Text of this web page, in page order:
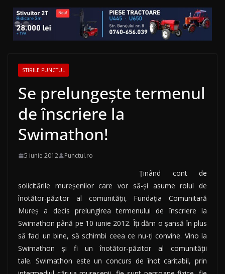
STIRILE PUNCTUL
Se prelungeşte termenul
de înscriere la
Swimathon!
5 iunie 2012 Punctul.ro
Ţinând cont de
solicitările mureşenilor care vor să-şi asume rolul de
înotător-păzitor al comunităţii, Fundaţia Comunitară
Mureş a decis prelungirea termenului de înscriere la
Swimathon până pe 10 iunie 2012. Îţi dăm o şansă în plus
să faci un bine, să schimbi ceea ce nu-ţi convine. Vino la
Swimathon şi fi un înotător-păzitor al comunităţii
tale. Swimathon este un concurs de înot caritabil, prin